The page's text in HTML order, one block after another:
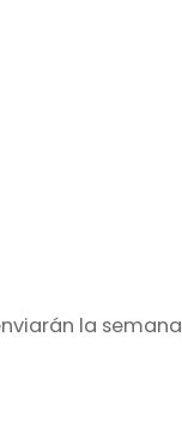
la semana